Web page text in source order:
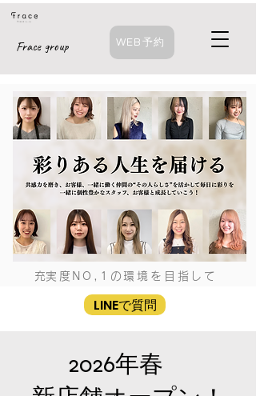
Frace group WEB予約
​充実度NO,1の環境を目指して
LINEで質問
2026年春